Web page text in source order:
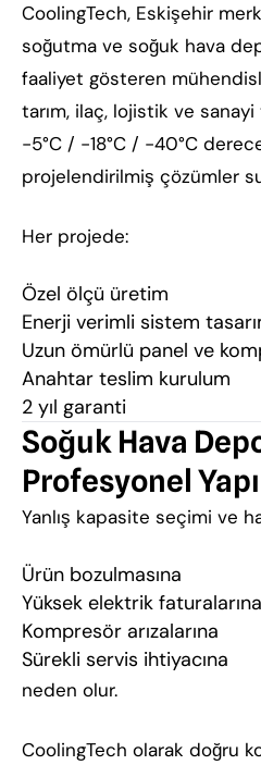
CoolingTech, Eskişehir
soğutma ve soğuk hava
faaliyet gösteren
tarım, ilaç, lojistik ve
-5°C / -18°C / -40°C
projelendirilmiş çözümler
Her projede:
Özel ölçü üretim
Enerji verimli sistem
Uzun ömürlü panel ve
Anahtar teslim kurulum
2 yıl garanti
Soğuk Hava
Profesyonel
Yanlış kapasite seçimi ve
Ürün bozulmasına
Yüksek elektrik faturalarına
Kompresör arızalarına
Sürekli servis ihtiyacına
neden olur.
CoolingTech olarak doğru